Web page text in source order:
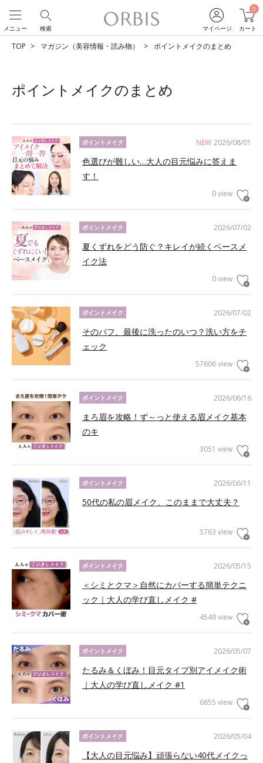
マイページ
0
カート
検索
メニュー
TOP マガジン（美容情報・読み物） ポイントメイクのまとめ
ポイントメイクのまとめ
NEW 2026/08/01
ポイントメイク
色選びが難しい…大人の目元悩みに答えま
す！
0 view
2026/07/02
ポイントメイク
夏くずれをどう防ぐ？キレイが続くベースメ
イク法
0 view
2026/07/02
ポイントメイク
そのパフ、最後に洗ったのいつ？洗い方をチ
ェック
57606 view
2026/06/16
ポイントメイク
まろ眉を攻略！ず～っと使える眉メイク基本
のキ
3051 view
2026/06/11
ポイントメイク
50代の私の眉メイク、このままで大丈夫？
5763 view
2026/05/15
ポイントメイク
＜シミとクマ＞自然にカバーする簡単テクニ
ック｜大人の学び直しメイク #
4549 view
2026/05/07
ポイントメイク
たるみ＆くぼみ！目元タイプ別アイメイク術
｜大人の学び直しメイク #1
6855 view
2026/05/04
ポイントメイク
【大人の目元悩み】頑張らない40代メイクっ